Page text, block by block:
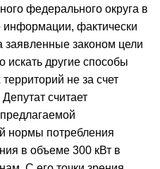
федерального округа в
фактически
заявленные законом цели
другие способы
не за счет
считает
нормы потребления
в объеме 300 кВт в